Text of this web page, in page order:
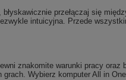
błyskawicznie przełączaj się
intuicyjna. Przede
znakomite warunki pracy oraz
Wybierz komputer All in